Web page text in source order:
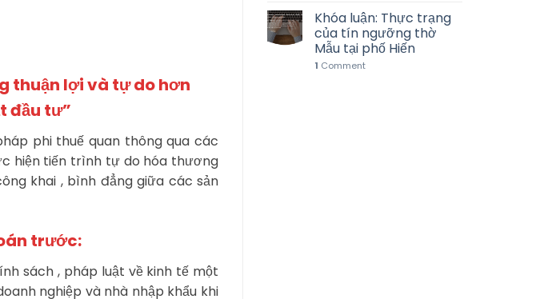
thuận lợi và tự do hơn
đầu tư”
phi thuế quan thông qua các
hiện tiến trình tự do hóa thương
khai , bình đẳng giữa các sản
trước:
sách , pháp luật về kinh tế một
nghiệp và nhà nhập khẩu khi
Khóa luận: Thực trạng
của tín ngưỡng thờ
Mẫu tại phố Hiến
1 Comment